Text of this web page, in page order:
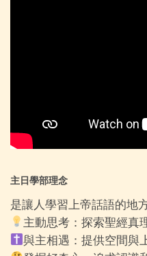
主日學部理念
是讓人學習上帝話語的地
主動思考：探索聖經真
與主相遇：提供空間與